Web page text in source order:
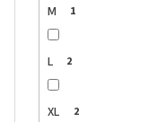
M 1
L 2
XL 2